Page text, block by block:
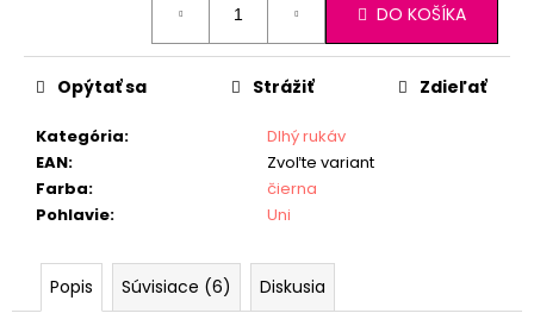
DO KOŠÍKA
Kategória:
Dlhý rukáv
EAN:
Zvoľte variant
Farba:
čierna
Pohlavie: Uni
Opýtať sa Strážiť Zdieľať
Popis Súvisiace (6) Diskusia